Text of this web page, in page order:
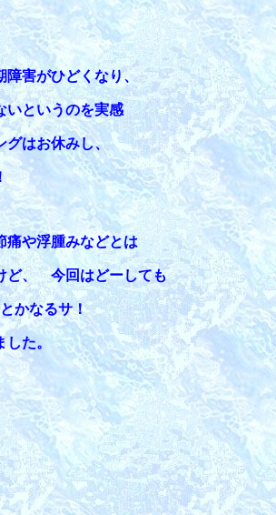
障害がひどくなり、
いというのを実感
グはお休みし、
痛や浮腫みなどとは
ど、 今回はどーしても
かなるサ！
た。